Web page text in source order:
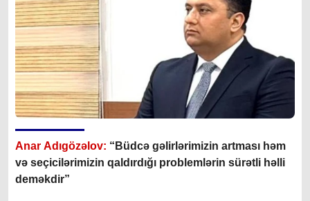
Anar Adıgözəlov: “Büdcə gəlirlərimizin artması həm
və seçicilərimizin qaldırdığı problemlərin sürətli həlli
deməkdir”